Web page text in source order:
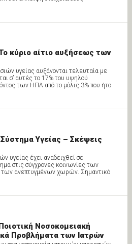
κύριο αίτιο αυξήσεως των
υγείας αυξάνονται τελευταία με
σ’ αυτές το 17% του υψηλού
των ΗΠΑ από το μόλις 3% που ήτο
Υγείας – Σκέψεις
υγείας έχει αναδειχθεί σε
στις σύγχρονες κοινωνίες των
των ανεπτυγμένων χωρών. Σημαντικό
Νοσοκομειακή
Προβλήματα των Ιατρών